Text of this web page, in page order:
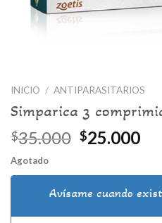
INICIO / ANTIPARASITARIOS
Simparica 3
$35.000 El
original
era:
$25.000El
es:
Agotado
Avísame cuando